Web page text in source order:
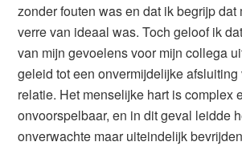
zonder fouten was en dat ik begrijp dat
verre van ideaal was. Toch geloof ik
van mijn gevoelens voor mijn collega
geleid tot een onvermijdelijke
relatie. Het menselijke hart is complex
onvoorspelbaar, en in dit geval leidde
onverwachte maar uiteindelijk